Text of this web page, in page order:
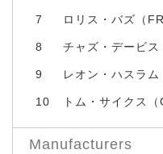
7 ロリス・バズ（
8 チャズ・デービ
9 レオン・ハスラ
10 トム・サイクス
Manufacturers